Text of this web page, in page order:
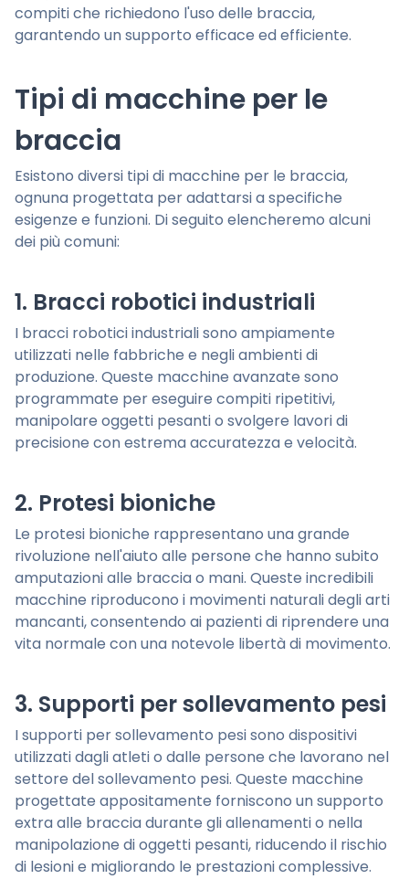
compiti che richiedono l'uso delle braccia,
garantendo un supporto efficace ed efficiente.
Tipi di macchine per le
braccia
Esistono diversi tipi di macchine per le braccia,
ognuna progettata per adattarsi a specifiche
esigenze e funzioni. Di seguito elencheremo alcuni
dei più comuni:
1. Bracci robotici industriali
I bracci robotici industriali sono ampiamente
utilizzati nelle fabbriche e negli ambienti di
produzione. Queste macchine avanzate sono
programmate per eseguire compiti ripetitivi,
manipolare oggetti pesanti o svolgere lavori di
precisione con estrema accuratezza e velocità.
2. Protesi bioniche
Le protesi bioniche rappresentano una grande
rivoluzione nell'aiuto alle persone che hanno subito
amputazioni alle braccia o mani. Queste incredibili
macchine riproducono i movimenti naturali degli arti
mancanti, consentendo ai pazienti di riprendere una
vita normale con una notevole libertà di movimento.
3. Supporti per sollevamento pesi
I supporti per sollevamento pesi sono dispositivi
utilizzati dagli atleti o dalle persone che lavorano nel
settore del sollevamento pesi. Queste macchine
progettate appositamente forniscono un supporto
extra alle braccia durante gli allenamenti o nella
manipolazione di oggetti pesanti, riducendo il rischio
di lesioni e migliorando le prestazioni complessive.